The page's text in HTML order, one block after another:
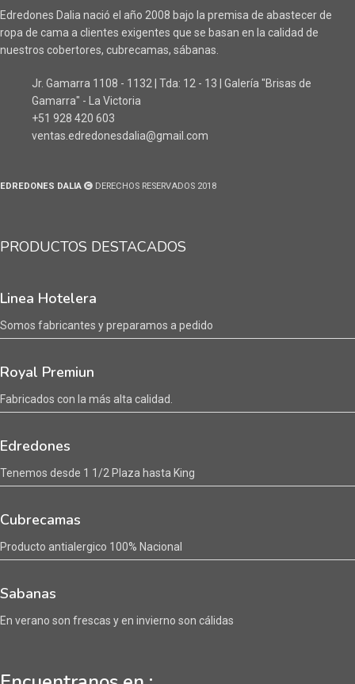
Edredones Dalia nació el año 2008 bajo la premisa de abastecer de
ropa de cama a clientes exigentes que se basan en la calidad de
nuestros cobertores, cubrecamas, sábanas.
Jr. Gamarra 1108 - 1132 | Tda: 12 - 13 | Galería "Brisas de
Gamarra" - La Victoria
+51 928 420 603
ventas.edredonesdalia@gmail.com
EDREDONES DALIA DERECHOS RESERVADOS 2018
PRODUCTOS DESTACADOS
Linea Hotelera
Somos fabricantes y preparamos a pedido
Royal Premiun
Fabricados con la más alta calidad.
Edredones
Tenemos desde 1 1/2 Plaza hasta King
Cubrecamas
Producto antialergico 100% Nacional
Sabanas
En verano son frescas y en invierno son cálidas